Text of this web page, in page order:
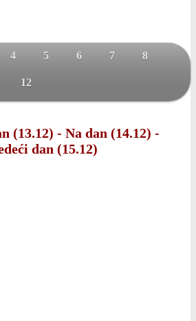
4 5 6 7 8
12
(13.12) - Na dan (14.12) -
dan (15.12)